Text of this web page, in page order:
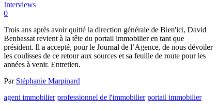
Interviews
0
Trois ans après avoir quitté la direction générale de Bien'ici, David
Benbassat revient à la tête du portail immobilier en tant que
président. Il a accepté, pour le Journal de l’Agence, de nous dévoiler
les coulisses de ce retour aux sources et sa feuille de route pour les
années à venir. Entretien.
Par Stéphanie Marpinard
agent immobilier professionnel de l'immobilier portail immobilier